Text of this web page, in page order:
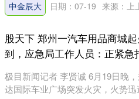
中金辰大 日期：07-19 来源：上
股天下 郑州一汽车用品商城
到，应急局工作人员：正紧急
极目新闻记者 李贤诚 6月19日晚
达国际车业广场突发火灾，火势